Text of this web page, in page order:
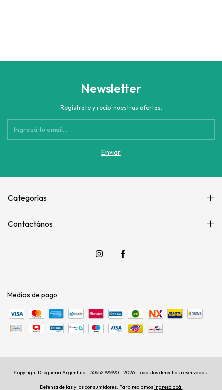
Newsletter
Registrate y recibí nuestras ofertas.
Categorías
Contactános
Medios de pago
Copyright Drogueria Argentina - 30652795990 - 2026. Todos los derechos reservados.
Defensa de las y los consumidores. Para reclamosingresá acá.